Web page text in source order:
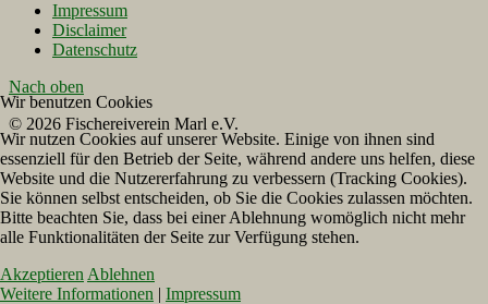
Impressum
Disclaimer
Datenschutz
Nach oben
© 2026 Fischereiverein Marl e.V.
Wir benutzen Cookies
Wir nutzen Cookies auf unserer Website. Einige von ihnen sind
essenziell für den Betrieb der Seite, während andere uns helfen, diese
Website und die Nutzererfahrung zu verbessern (Tracking Cookies).
Sie können selbst entscheiden, ob Sie die Cookies zulassen möchten.
Bitte beachten Sie, dass bei einer Ablehnung womöglich nicht mehr
alle Funktionalitäten der Seite zur Verfügung stehen.
Akzeptieren Ablehnen
Weitere Informationen | Impressum